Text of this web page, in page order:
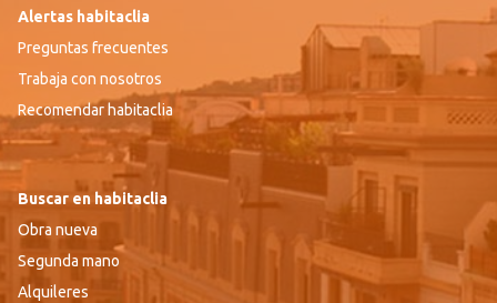
Alertas habitaclia
Preguntas frecuentes
Trabaja con nosotros
Recomendar habitaclia
Buscar en habitaclia
Obra nueva
Segunda mano
Alquileres